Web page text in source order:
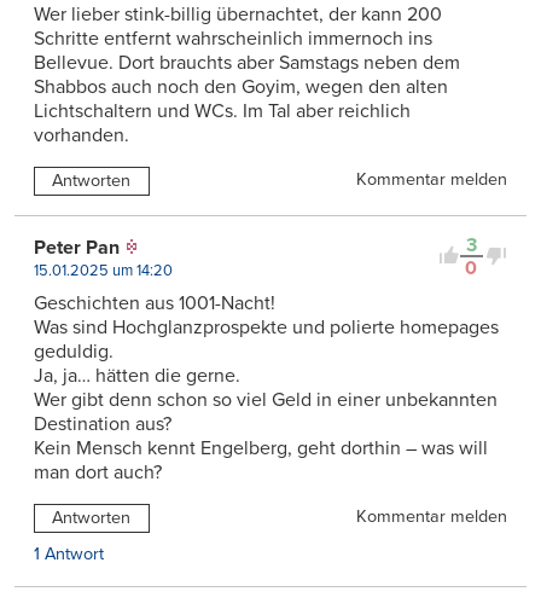
Wer lieber stink-billig übernachtet, der kann 200
Schritte entfernt wahrscheinlich immernoch ins
Bellevue. Dort brauchts aber Samstags neben dem
Shabbos auch noch den Goyim, wegen den alten
Lichtschaltern und WCs. Im Tal aber reichlich
vorhanden.
Antworten Kommentar melden
3
0
Peter Pan
15.01.2025 um 14:20
Geschichten aus 1001-Nacht!
Was sind Hochglanzprospekte und polierte homepages
geduldig.
Ja, ja… hätten die gerne.
Wer gibt denn schon so viel Geld in einer unbekannten
Destination aus?
Kein Mensch kennt Engelberg, geht dorthin – was will
man dort auch?
Antworten
Kommentar melden
1 Antwort